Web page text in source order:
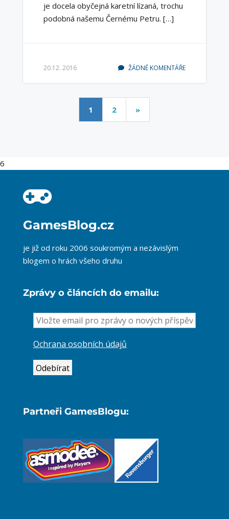
je docela obyčejná karetní lízaná, trochu
podobná našemu Černému Petru. […]
20.12. 2016 ŽÁDNÉ KOMENTÁŘE
1 2 »
6
GamesBlog.cz
je již od roku 2006 soukromým a nezávislým
blogem o hrách všeho druhu
Zprávy o článcích do emailu:
Ochrana osobních údajů
Partneři GamesBlogu: